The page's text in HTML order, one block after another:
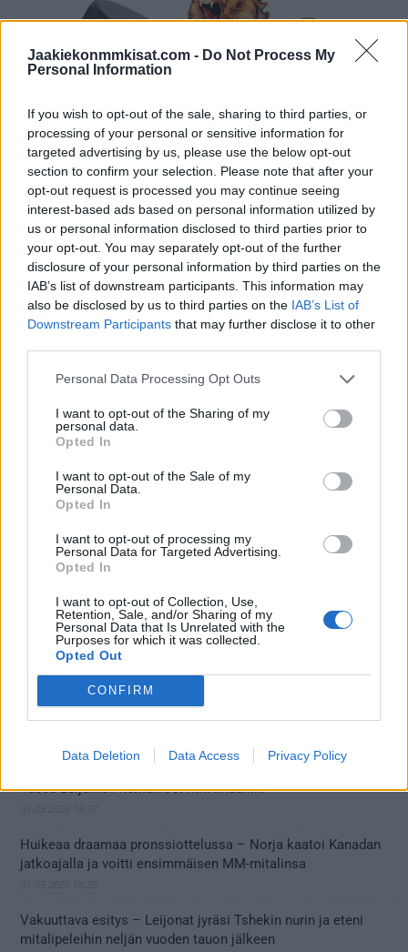
Jaakiekonmmkisat.com - Do Not Process My
Personal Information
If you wish to opt-out of the sale, sharing to third parties, or
processing of your personal or sensitive information for
targeted advertising by us, please use the below opt-out
section to confirm your selection. Please note that after your
opt-out request is processed you may continue seeing
interest-based ads based on personal information utilized by
us or personal information disclosed to third parties prior to
your opt-out. You may separately opt-out of the further
disclosure of your personal information by third parties on the
IAB’s list of downstream participants. This information may
also be disclosed by us to third parties on the IAB’s List of
Downstream Participants that may further disclose it to other
Personal Data Processing Opt Outs
I want to opt-out of the Sharing of my
personal data.
Opted In
I want to opt-out of the Sale of my
Personal Data.
Opted In
I want to opt-out of processing my
Personal Data for Targeted Advertising.
Opted In
I want to opt-out of Collection, Use,
Retention, Sale, and/or Sharing of my
Personal Data that Is Unrelated with the
Purposes for which it was collected.
Opted Out
CONFIRM
Data Deletion Data Access Privacy Policy
Tuoreimmat uutiset
MM-kullasta käytiin armoton vääntö – Leijonat voitti
31.05.2026 23:27
Tässä Leijonien kentälliset MM-finaaliin!
Huikeaa draamaa pronssiottelussa – Norja kaatoi Kanadan
jatkoajalla ja voitti ensimmäisen MM-mitalinsa
Vakuuttava esitys – Leijonat jyräsi Tshekin nurin ja eteni
mitalipeleihin neljän vuoden tauon jälkeen